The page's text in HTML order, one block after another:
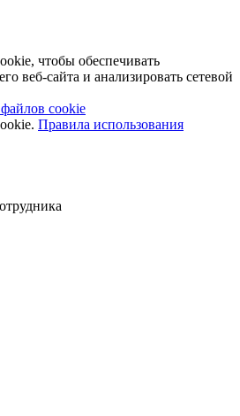
чтобы обеспечивать
веб-сайта и анализировать сетевой
cookie
Правила использования